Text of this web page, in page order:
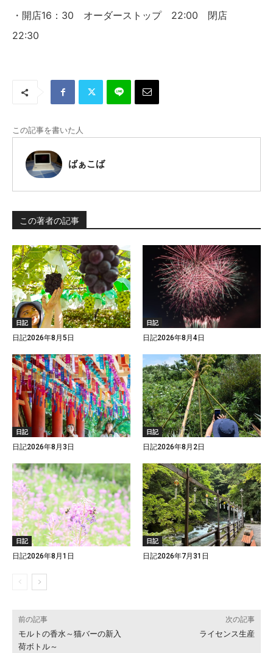
・開店16：30 オーダーストップ 22:00 閉店
22:30
この記事を書いた人
ばぁこば
この著者の記事
日記
日記2026年8月5日
日記
日記2026年8月4日
日記
日記2026年8月3日
日記
日記2026年8月2日
日記
日記2026年8月1日
日記
日記2026年7月31日
前の記事
モルトの香水～猫バーの新入
荷ボトル～
次の記事
ライセンス生産